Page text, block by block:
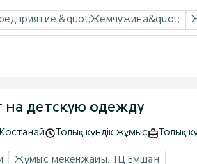
&quot;Жемчужина&quot;
на детскую одежду
Костанай Толық күндік жұмыс Толық
Жұмыс мекенжайы: ТЦ Емшан